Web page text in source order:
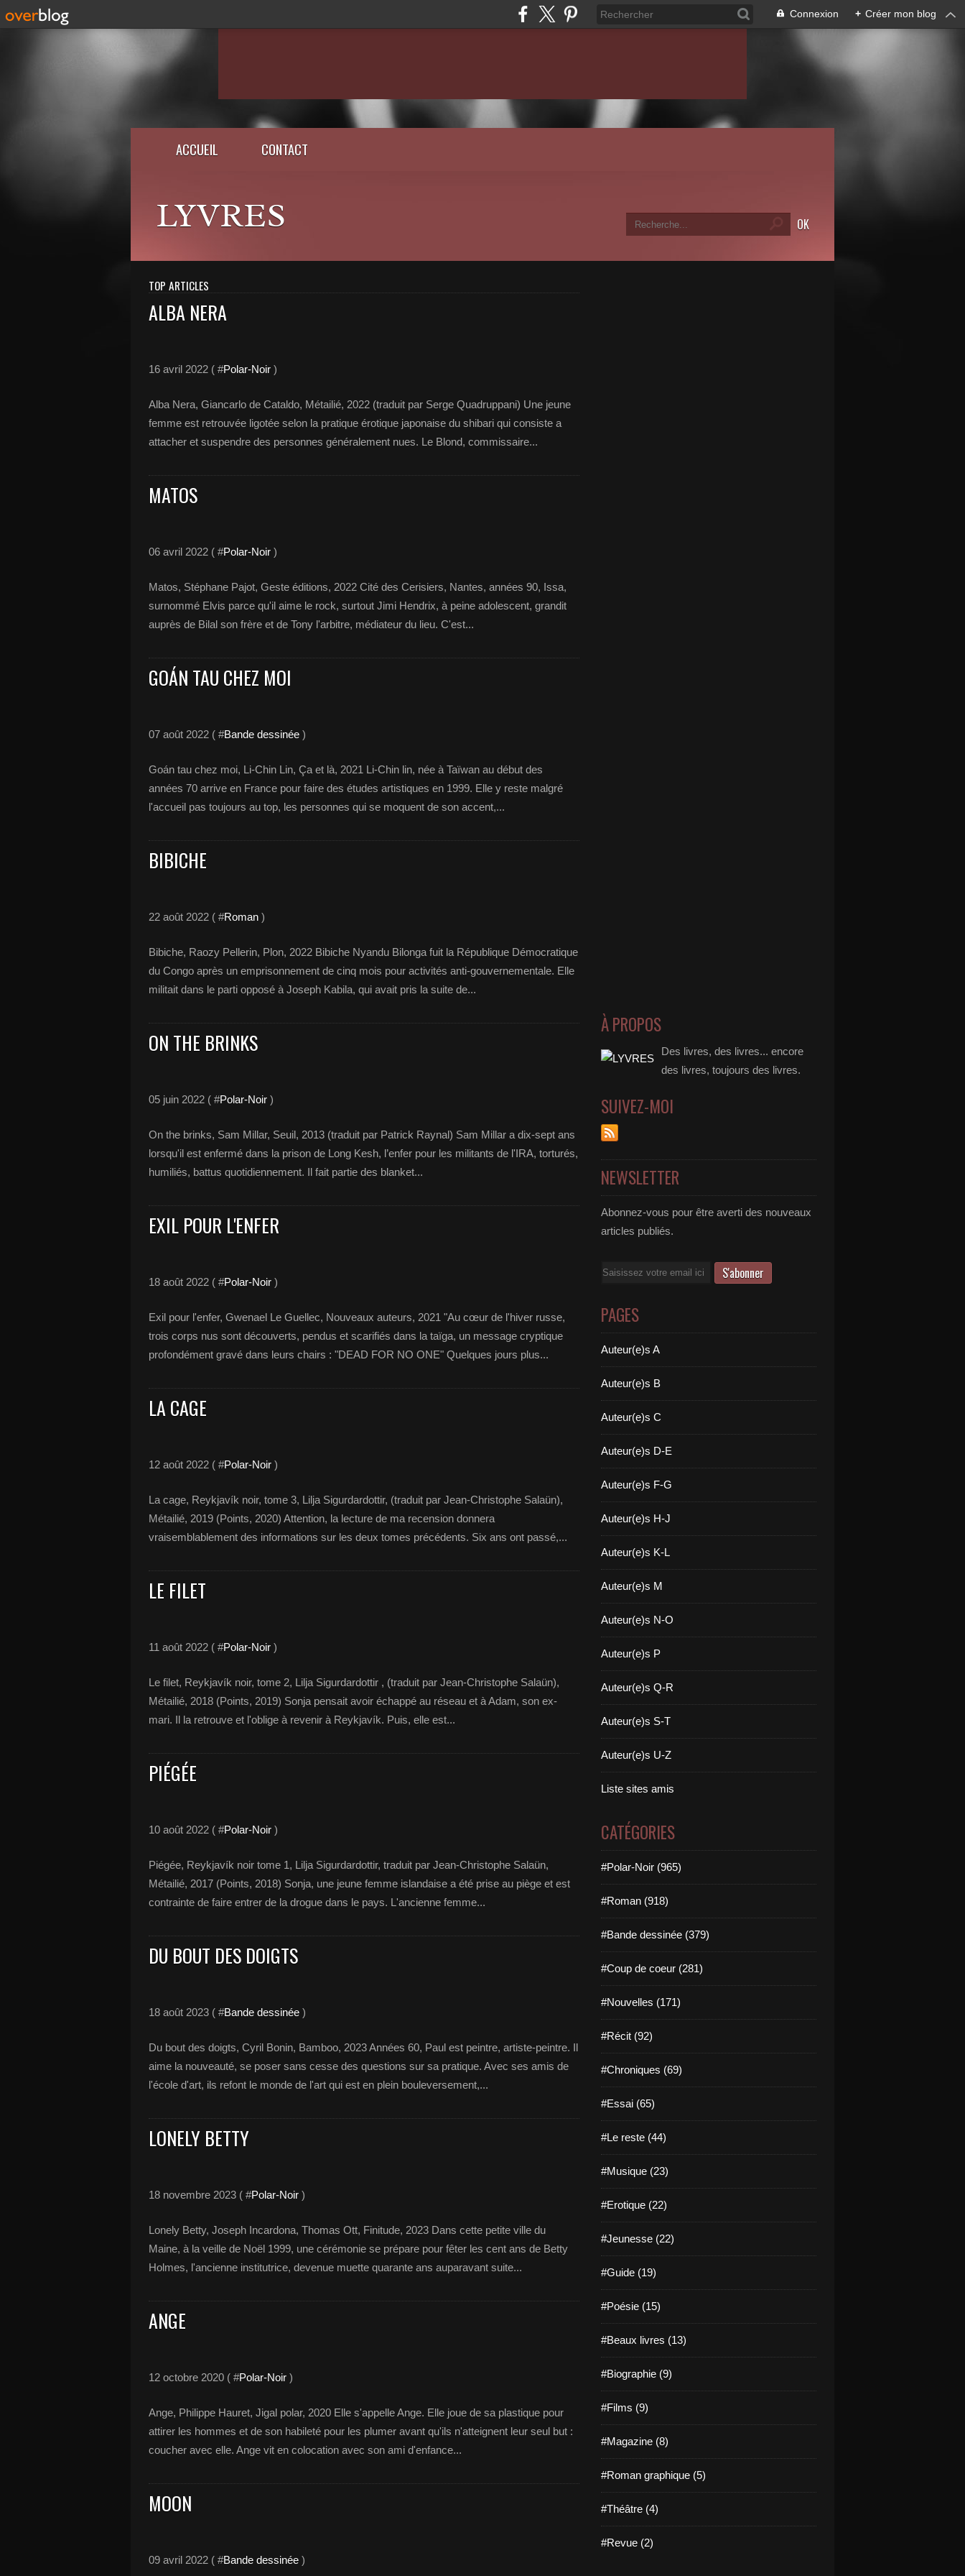
Connexion + Créer mon blog
ACCUEIL CONTACT
LYVRES
TOP ARTICLES
ALBA NERA
16 avril 2022 ( #Polar-Noir )
Alba Nera, Giancarlo de Cataldo, Métailié, 2022 (traduit par Serge Quadruppani) Une jeune
femme est retrouvée ligotée selon la pratique érotique japonaise du shibari qui consiste a
attacher et suspendre des personnes généralement nues. Le Blond, commissaire...
MATOS
06 avril 2022 ( #Polar-Noir )
Matos, Stéphane Pajot, Geste éditions, 2022 Cité des Cerisiers, Nantes, années 90, Issa,
surnommé Elvis parce qu'il aime le rock, surtout Jimi Hendrix, à peine adolescent, grandit
auprès de Bilal son frère et de Tony l'arbitre, médiateur du lieu. C'est...
GOÁN TAU CHEZ MOI
07 août 2022 ( #Bande dessinée )
Goán tau chez moi, Li-Chin Lin, Ça et là, 2021 Li-Chin lin, née à Taïwan au début des
années 70 arrive en France pour faire des études artistiques en 1999. Elle y reste malgré
l'accueil pas toujours au top, les personnes qui se moquent de son accent,...
BIBICHE
22 août 2022 ( #Roman )
Bibiche, Raozy Pellerin, Plon, 2022 Bibiche Nyandu Bilonga fuit la République Démocratique
du Congo après un emprisonnement de cinq mois pour activités anti-gouvernementale. Elle
militait dans le parti opposé à Joseph Kabila, qui avait pris la suite de...
ON THE BRINKS
05 juin 2022 ( #Polar-Noir )
On the brinks, Sam Millar, Seuil, 2013 (traduit par Patrick Raynal) Sam Millar a dix-sept ans
lorsqu'il est enfermé dans la prison de Long Kesh, l’enfer pour les militants de l'IRA, torturés,
humiliés, battus quotidiennement. Il fait partie des blanket...
EXIL POUR L'ENFER
18 août 2022 ( #Polar-Noir )
Exil pour l'enfer, Gwenael Le Guellec, Nouveaux auteurs, 2021 "Au cœur de l'hiver russe,
trois corps nus sont découverts, pendus et scarifiés dans la taïga, un message cryptique
profondément gravé dans leurs chairs : "DEAD FOR NO ONE" Quelques jours plus...
LA CAGE
12 août 2022 ( #Polar-Noir )
La cage, Reykjavík noir, tome 3, Lilja Sigurdardottir, (traduit par Jean-Christophe Salaün),
Métailié, 2019 (Points, 2020) Attention, la lecture de ma recension donnera
vraisemblablement des informations sur les deux tomes précédents. Six ans ont passé,...
LE FILET
11 août 2022 ( #Polar-Noir )
Le filet, Reykjavík noir, tome 2, Lilja Sigurdardottir , (traduit par Jean-Christophe Salaün),
Métailié, 2018 (Points, 2019) Sonja pensait avoir échappé au réseau et à Adam, son ex-
mari. Il la retrouve et l'oblige à revenir à Reykjavík. Puis, elle est...
PIÉGÉE
10 août 2022 ( #Polar-Noir )
Piégée, Reykjavík noir tome 1, Lilja Sigurdardottir, traduit par Jean-Christophe Salaün,
Métailié, 2017 (Points, 2018) Sonja, une jeune femme islandaise a été prise au piège et est
contrainte de faire entrer de la drogue dans le pays. L'ancienne femme...
DU BOUT DES DOIGTS
18 août 2023 ( #Bande dessinée )
Du bout des doigts, Cyril Bonin, Bamboo, 2023 Années 60, Paul est peintre, artiste-peintre. Il
aime la nouveauté, se poser sans cesse des questions sur sa pratique. Avec ses amis de
l'école d'art, ils refont le monde de l'art qui est en plein bouleversement,...
LONELY BETTY
18 novembre 2023 ( #Polar-Noir )
Lonely Betty, Joseph Incardona, Thomas Ott, Finitude, 2023 Dans cette petite ville du
Maine, à la veille de Noël 1999, une cérémonie se prépare pour fêter les cent ans de Betty
Holmes, l'ancienne institutrice, devenue muette quarante ans auparavant suite...
ANGE
12 octobre 2020 ( #Polar-Noir )
Ange, Philippe Hauret, Jigal polar, 2020 Elle s'appelle Ange. Elle joue de sa plastique pour
attirer les hommes et de son habileté pour les plumer avant qu'ils n'atteignent leur seul but :
coucher avec elle. Ange vit en colocation avec son ami d'enfance...
MOON
09 avril 2022 ( #Bande dessinée )
À PROPOS
Des livres, des livres... encore
des livres, toujours des livres.
SUIVEZ-MOI
NEWSLETTER
Abonnez-vous pour être averti des nouveaux
articles publiés.
Email
PAGES
Auteur(e)s A
Auteur(e)s B
Auteur(e)s C
Auteur(e)s D-E
Auteur(e)s F-G
Auteur(e)s H-J
Auteur(e)s K-L
Auteur(e)s M
Auteur(e)s N-O
Auteur(e)s P
Auteur(e)s Q-R
Auteur(e)s S-T
Auteur(e)s U-Z
Liste sites amis
CATÉGORIES
#Polar-Noir (965)
#Roman (918)
#Bande dessinée (379)
#Coup de coeur (281)
#Nouvelles (171)
#Récit (92)
#Chroniques (69)
#Essai (65)
#Le reste (44)
#Musique (23)
#Erotique (22)
#Jeunesse (22)
#Guide (19)
#Poésie (15)
#Beaux livres (13)
#Biographie (9)
#Films (9)
#Magazine (8)
#Roman graphique (5)
#Théâtre (4)
#Revue (2)